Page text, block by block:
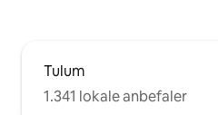
Tulum
1.341 lokale anbefaler